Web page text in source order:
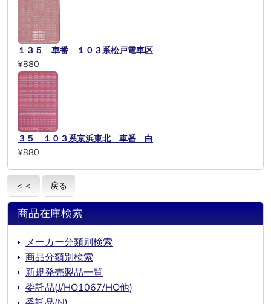
１３５ 車番 １０３系松戸電車区
¥880
３５ １０３系京浜東北 車番 白
¥880
＜＜ 戻る
商品在庫検索
メーカー分類別検索
商品分類別検索
新規発売製品一覧
委託品(J/HO1067/HO他)